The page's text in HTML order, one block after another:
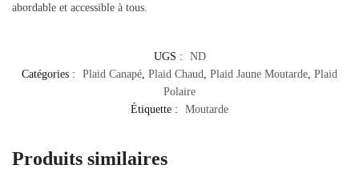
abordable et accessible à tous.
UGS :
ND
Catégories :
Plaid Canapé Plaid Chaud Plaid Jaune Moutarde Plaid
Polaire
Étiquette :
Moutarde
Produits similaires